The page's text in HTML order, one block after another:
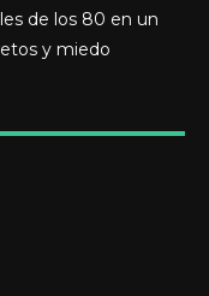
de los 80 en un
y miedo